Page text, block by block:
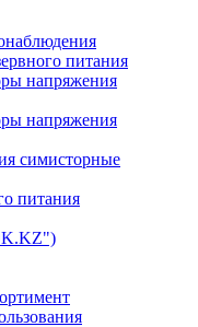
питания
напряжения
напряжения
симисторные
питания